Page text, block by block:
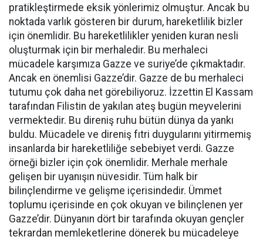
pratikleştirmede eksik yönlerimiz olmuştur. Ancak bu
noktada varlık gösteren bir durum, hareketlilik bizler
için önemlidir. Bu hareketlilikler yeniden kuran nesli
oluşturmak için bir merhaledir. Bu merhaleci
mücadele karşımıza Gazze ve suriye’de çıkmaktadır.
Ancak en önemlisi Gazze’dir. Gazze de bu merhaleci
tutumu çok daha net görebiliyoruz. İzzettin El Kassam
tarafından Filistin de yakılan ateş bugün meyvelerini
vermektedir. Bu direniş ruhu bütün dünya da yankı
buldu. Mücadele ve direniş fıtri duygularını yitirmemiş
insanlarda bir hareketliliğe sebebiyet verdi. Gazze
örneği bizler için çok önemlidir. Merhale merhale
gelişen bir uyanışın nüvesidir. Tüm halk bir
bilinçlendirme ve gelişme içerisindedir. Ümmet
toplumu içerisinde en çok okuyan ve bilinçlenen yer
Gazze’dir. Dünyanın dört bir tarafında okuyan gençler
tekrardan memleketlerine dönerek bu mücadeleye